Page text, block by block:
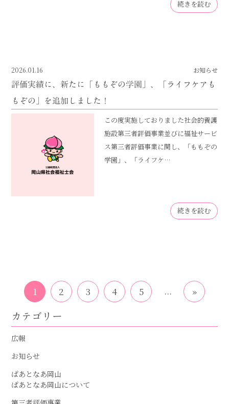
続きを読む
2026.01.16 お知らせ
評価実績に、新たに「ももぞの学園」、「ライフケアも
もぞの」を追加しました！
この度実施しておりました社会的養護
施設第三者評価事業並びに福祉サービ
ス第三者評価事業に関し、「ももぞの
学園」、「ライフケ…
続きを読む
1 2 3 4 5 ... »
カテゴリー
広報
お知らせ
ぱあとなあ岡山
ぱあとなあ岡山について